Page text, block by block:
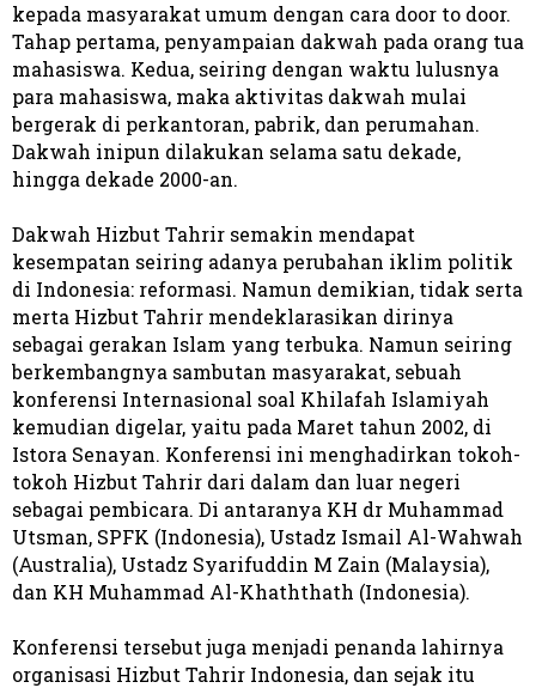
kepada masyarakat umum dengan cara door to door.
Tahap pertama, penyampaian dakwah pada orang tua
mahasiswa. Kedua, seiring dengan waktu lulusnya
para mahasiswa, maka aktivitas dakwah mulai
bergerak di perkantoran, pabrik, dan perumahan.
Dakwah inipun dilakukan selama satu dekade,
hingga dekade 2000-an.
Dakwah Hizbut Tahrir semakin mendapat
kesempatan seiring adanya perubahan iklim politik
di Indonesia: reformasi. Namun demikian, tidak serta
merta Hizbut Tahrir mendeklarasikan dirinya
sebagai gerakan Islam yang terbuka. Namun seiring
berkembangnya sambutan masyarakat, sebuah
konferensi Internasional soal Khilafah Islamiyah
kemudian digelar, yaitu pada Maret tahun 2002, di
Istora Senayan. Konferensi ini menghadirkan tokoh-
tokoh Hizbut Tahrir dari dalam dan luar negeri
sebagai pembicara. Di antaranya KH dr Muhammad
Utsman, SPFK (Indonesia), Ustadz Ismail Al-Wahwah
(Australia), Ustadz Syarifuddin M Zain (Malaysia),
dan KH Muhammad Al-Khaththath (Indonesia).
Konferensi tersebut juga menjadi penanda lahirnya
organisasi Hizbut Tahrir Indonesia, dan sejak itu